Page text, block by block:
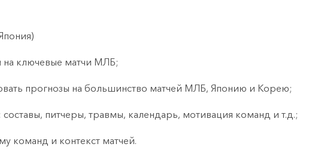
на ключевые матчи МЛБ;
прогнозы на большинство матчей МЛБ, Японию и Корею;
питчеры, травмы, календарь, мотивация команд и т.д.;
команд и контекст матчей.